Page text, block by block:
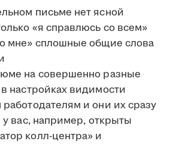
письме нет ясной
«я справлюсь со всем»
мне» сплошные общие слова
на совершенно разные
настройках видимости
и они их сразу
вас, например, открыты
колл-центра» и